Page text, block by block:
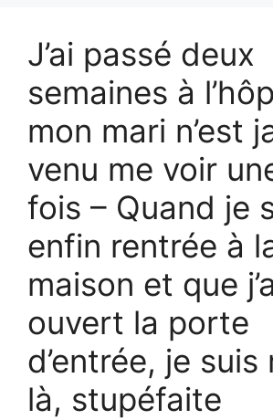
J’ai passé deux
semaines à
mon mari n’est
venu me voir
fois – Quand je
enfin rentrée à
maison et que
ouvert la porte
d’entrée, je suis
là, stupéfaite